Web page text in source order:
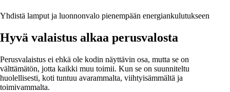
Yhdistä lamput ja luonnonvalo pienempään energiankulutukseen
Hyvä valaistus alkaa perusvalosta
Perusvalaistus ei ehkä ole kodin näyttävin osa, mutta se on
välttämätön, jotta kaikki muu toimii. Kun se on suunniteltu
huolellisesti, koti tuntuu avarammalta, viihtyisämmältä ja
toimivammalta.